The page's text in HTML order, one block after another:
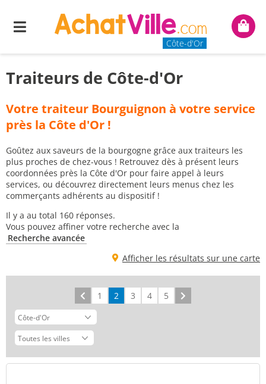
Menu
Côte-d'Or
Mon
Traiteurs de Côte-d'Or
Votre traiteur Bourguignon à votre service
près la Côte d'Or !
Goûtez aux saveurs de la bourgogne grâce aux traiteurs les
plus proches de chez-vous ! Retrouvez dès à présent leurs
coordonnées près la Côte d'Or pour faire appel à leurs
services, ou découvrez directement leurs menus chez les
commerçants adhérents au dispositif !
Il y a au total 160 réponses.
Vous pouvez affiner votre recherche avec la
Recherche avancée
Afficher les résultats sur une carte
Précédent
1 2 3 4 5